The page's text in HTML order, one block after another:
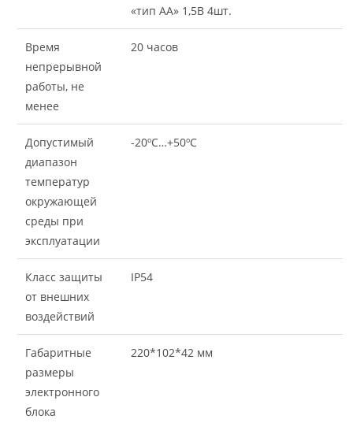
«тип АА» 1,5В 4шт.
Время
непрерывной
работы, не
менее
20 часов
Допустимый
диапазон
температур
окружающей
среды при
эксплуатации
-20ºС…+50ºС
Класс защиты
от внешних
воздействий
IP54
Габаритные
размеры
электронного
блока
220*102*42 мм